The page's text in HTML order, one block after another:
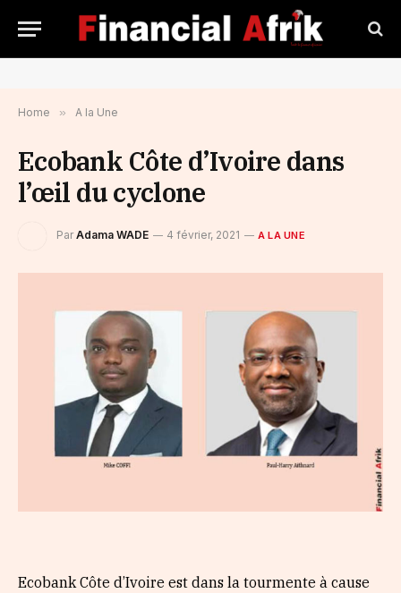
Home » A la Une
Ecobank Côte d’Ivoire dans
l’œil du cyclone
Par Adama WADE 4 février, 2021 A LA UNE
Ecobank Côte d’Ivoire est dans la tourmente à cause